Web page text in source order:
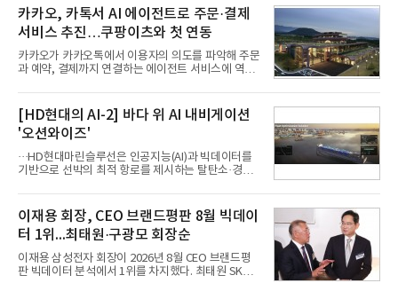
카카오, 카톡서 AI 에이전트로 주문·결제
서비스 추진…쿠팡이츠와 첫 연동
카카오가 카카오톡에서 이용자의 의도를 파악해 주문
과 예약, 결제까지 연결하는 에이전트 서비스에 역량
행 등으로 적용 범위를 넓혀 AI를 새로운 톡비즈 성장
축으로 만들겠다는 구상이다.정신아 카카오 대표는 6
일 열린 2분기 실적 발표 컨퍼런스콜에서 "AI는 톡비
즈 성장 재점화의 핵심이자 주요 매출원으로 자리 잡
을 것"이라며 이같은 AI 사업 전략을 공개했다. 카카
오는 이날 함께 발표한 2분기 연결 매출이 전년 동기
대비 9% 증가한 2조985억원, 영업이익은 36% 늘어
17% 증가하
[HD현대의 AI-2] 바다 위 AI 내비게이션
'오션와이즈'
···HD현대마린슬루선은 인공지능(AI)과 빅데이터를
기반으로 선박의 최적 항로를 제시하는 탈탄소·경제
장비 설치 없이 일고리즘 만으로 선박의 탄소 배출량
을 모니터링 및 예측하며, 연료 소비를 최소화하는 운
항 가이드라인을 제공한다.오션와이즈의 핵심 기능은
CI(탄소집약도지수) 실시간 관리 예측, 시 기반 최적
항로 추천, 선단 관리 등이다. HD현대오일뱅크와의
실증에서는 총 13개 구간, 10만6000km 항해를 통해
평균 5.3%의 연료 질감 효과를 입증했다. 이는 연간 1
이재용 회장, CEO 브랜드평판 8월 빅데이
터 1위...최태원·구광모 회장순
이재용 삼성전자 회장이 2026년 8월 CEO 브랜드평
판 빅데이터 분석에서 1위를 차지했다. 최태원 SK그